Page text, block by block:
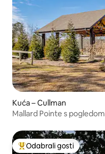
Kuća – Cullman
Mallard Pointe s pogledom
Među najviše
Odabrali gosti